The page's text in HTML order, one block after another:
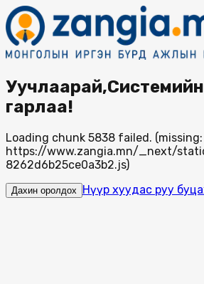
гарлаа!
Loading chunk 5838 failed. (missing:
https://www.zangia.mn/_next/
8262d6b25ce0a3b2.js)
Дахин оролдох Нүүр хуудас руу